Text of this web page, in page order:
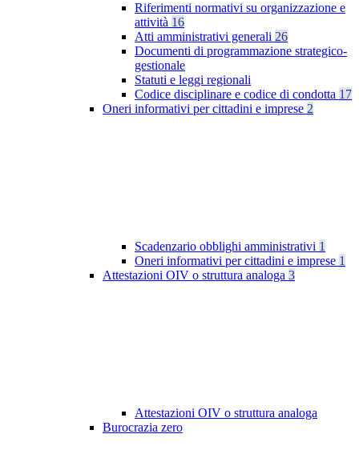
Riferimenti normativi su organizzazione e
attività 16
Atti amministrativi generali 26
Documenti di programmazione strategico-
gestionale
Statuti e leggi regionali
Codice disciplinare e codice di condotta 17
Oneri informativi per cittadini e imprese 2
Scadenzario obblighi amministrativi 1
Oneri informativi per cittadini e imprese 1
Attestazioni OIV o struttura analoga 3
Attestazioni OIV o struttura analoga
Burocrazia zero